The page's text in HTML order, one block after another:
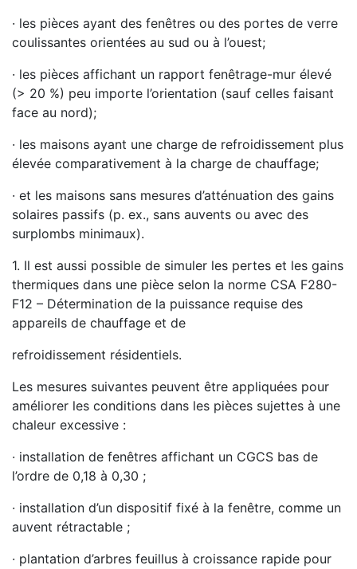
· les pièces ayant des fenêtres ou des portes de verre
coulissantes orientées au sud ou à l’ouest;
· les pièces affichant un rapport fenêtrage-mur élevé
(> 20 %) peu importe l’orientation (sauf celles faisant
face au nord);
· les maisons ayant une charge de refroidissement plus
élevée comparativement à la charge de chauffage;
· et les maisons sans mesures d’atténuation des gains
solaires passifs (p. ex., sans auvents ou avec des
surplombs minimaux).
1. Il est aussi possible de simuler les pertes et les gains
thermiques dans une pièce selon la norme CSA F280-
F12 – Détermination de la puissance requise des
appareils de chauffage et de
refroidissement résidentiels.
Les mesures suivantes peuvent être appliquées pour
améliorer les conditions dans les pièces sujettes à une
chaleur excessive :
· installation de fenêtres affichant un CGCS bas de
l’ordre de 0,18 à 0,30 ;
· installation d’un dispositif fixé à la fenêtre, comme un
auvent rétractable ;
· plantation d’arbres feuillus à croissance rapide pour